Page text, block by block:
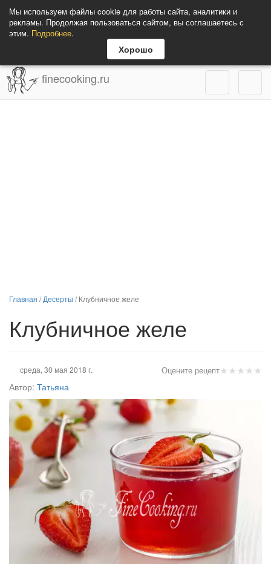
Мы используем файлы cookie для работы сайта, аналитики и
рекламы. Продолжая пользоваться сайтом, вы соглашаетесь с
этим. Подробнее.
Хорошо
finecooking.ru
Главная /Десерты /Клубничное желе
Клубничное желе
★★★★★
Оцените рецепт
среда, 30 мая 2018 г.
Автор: Татьяна